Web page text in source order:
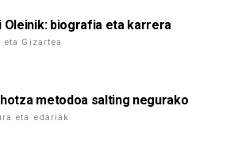
Oleinik: biografia eta karrera
eta Gizartea
metodoa salting negurako
eta edariak